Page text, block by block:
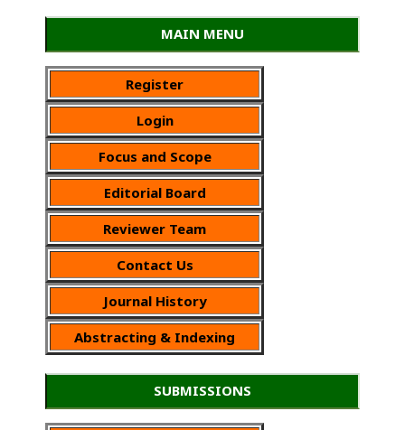
MAIN MENU
Register
Login
Focus and Scope
Editorial Board
Reviewer Team
Contact Us
Journal History
Abstracting & Indexing
SUBMISSIONS